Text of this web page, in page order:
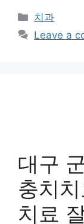
Categories
치과
Leave a
대구
충치
치료